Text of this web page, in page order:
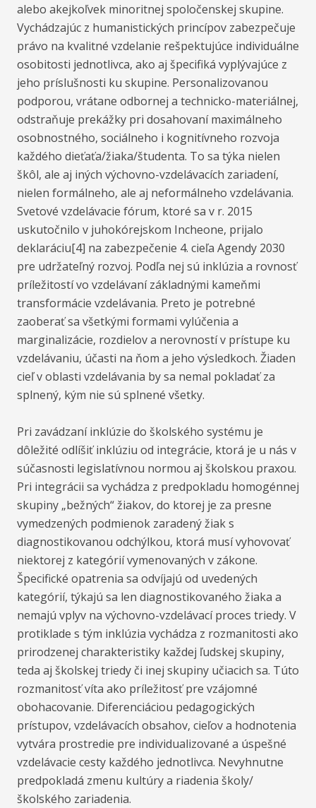
alebo akejkoľvek minoritnej spoločenskej skupine.
Vychádzajúc z humanistických princípov zabezpečuje
právo na kvalitné vzdelanie rešpektujúce individuálne
osobitosti jednotlivca, ako aj špecifiká vyplývajúce z
jeho príslušnosti ku skupine. Personalizovanou
podporou, vrátane odbornej a technicko-materiálnej,
odstraňuje prekážky pri dosahovaní maximálneho
osobnostného, sociálneho i kognitívneho rozvoja
každého dieťaťa/žiaka/študenta. To sa týka nielen
škôl, ale aj iných výchovno-vzdelávacích zariadení,
nielen formálneho, ale aj neformálneho vzdelávania.
Svetové vzdelávacie fórum, ktoré sa v r. 2015
uskutočnilo v juhokórejskom Incheone, prijalo
deklaráciu[4] na zabezpečenie 4. cieľa Agendy 2030
pre udržateľný rozvoj. Podľa nej sú inklúzia a rovnosť
príležitostí vo vzdelávaní základnými kameňmi
transformácie vzdelávania. Preto je potrebné
zaoberať sa všetkými formami vylúčenia a
marginalizácie, rozdielov a nerovností v prístupe ku
vzdelávaniu, účasti na ňom a jeho výsledkoch. Žiaden
cieľ v oblasti vzdelávania by sa nemal pokladať za
splnený, kým nie sú splnené všetky.
Pri zavádzaní inklúzie do školského systému je
dôležité odlíšiť inklúziu od integrácie, ktorá je u nás v
súčasnosti legislatívnou normou aj školskou praxou.
Pri integrácii sa vychádza z predpokladu homogénnej
skupiny „bežných“ žiakov, do ktorej je za presne
vymedzených podmienok zaradený žiak s
diagnostikovanou odchýlkou, ktorá musí vyhovovať
niektorej z kategórií vymenovaných v zákone.
Špecifické opatrenia sa odvíjajú od uvedených
kategórií, týkajú sa len diagnostikovaného žiaka a
nemajú vplyv na výchovno-vzdelávací proces triedy. V
protiklade s tým inklúzia vychádza z rozmanitosti ako
prirodzenej charakteristiky každej ľudskej skupiny,
teda aj školskej triedy či inej skupiny učiacich sa. Túto
rozmanitosť víta ako príležitosť pre vzájomné
obohacovanie. Diferenciáciou pedagogických
prístupov, vzdelávacích obsahov, cieľov a hodnotenia
vytvára prostredie pre individualizované a úspešné
vzdelávacie cesty každého jednotlivca. Nevyhnutne
predpokladá zmenu kultúry a riadenia školy/
školského zariadenia.